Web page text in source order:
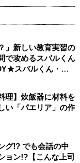
」新しい教育実習の
で攻めるスバルくん
スバルくん・
理】炊飯器に材料を
い「パエリア」の作
グ!? でも会話の中
ョン!?【こんな上司